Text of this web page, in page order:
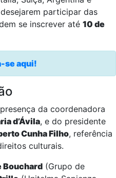
participar das
se inscrever até 10 de
se aqui!
da coordenadora
d’Ávila, e do presidente
Cunha Filho, referência
culturais.
Bouchard (Grupo de